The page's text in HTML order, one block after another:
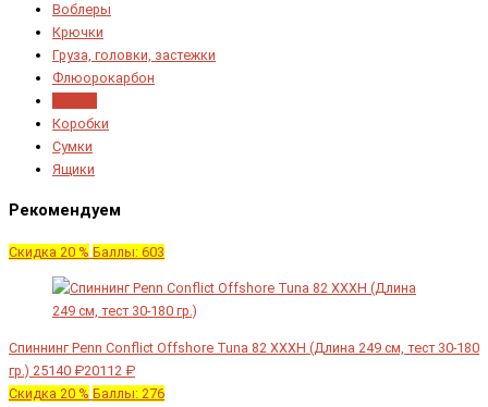
Воблеры
Крючки
Груза, головки, застежки
Флюорокарбон
Коробки
Сумки
Ящики
Рекомендуем
Скидка 20 % Баллы: 603
Спиннинг Penn Conflict Offshore Tuna 82 XXXH (Длина 249 см, тест 30-180
гр.) 25140 ₽20112 ₽
Скидка 20 % Баллы: 276